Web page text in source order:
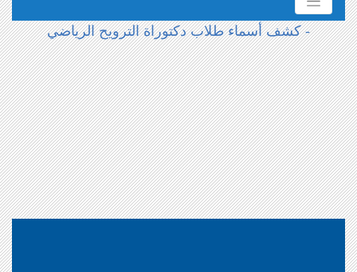
- كشف أسماء طلاب دكتوراة الترويح الرياضي